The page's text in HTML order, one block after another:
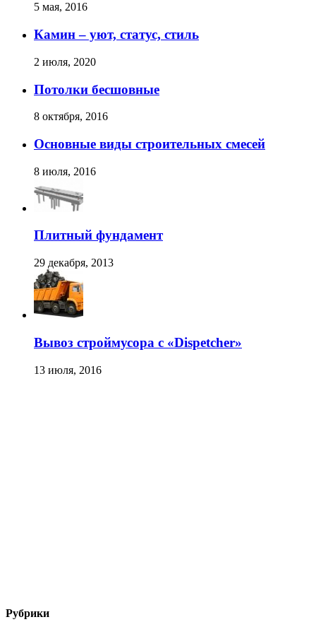
5 мая, 2016
Камин – уют, статус, стиль
2 июля, 2020
Потолки бесшовные
8 октября, 2016
Основные виды строительных смесей
8 июля, 2016
Плитный фундамент
29 декабря, 2013
Вывоз строймусора с «Dispetcher»
13 июля, 2016
Рубрики